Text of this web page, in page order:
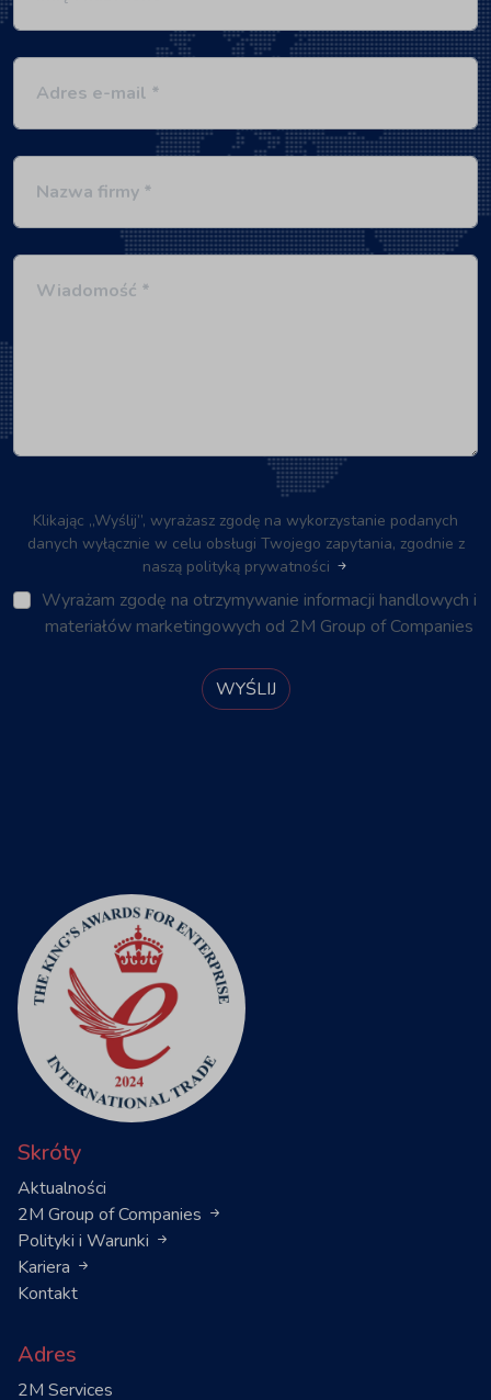
Klikając „Wyślij”, wyrażasz zgodę na wykorzystanie podanych
danych wyłącznie w celu obsługi Twojego zapytania, zgodnie z
naszą polityką prywatności
Wyrażam zgodę na otrzymywanie informacji handlowych i
materiałów marketingowych od 2M Group of Companies
WYŚLIJ
Skróty
Aktualności
2M Group of Companies
Polityki i Warunki
Kariera
Kontakt
Adres
2M Services